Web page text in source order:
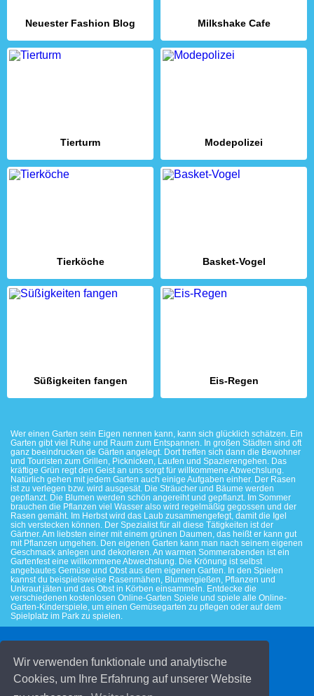
Wir verwenden funktionale und analytische
Cookies, um Ihre Erfahrung auf unserer Website
Neuester Fashion Blog Milkshake Cafe
Tierturm Modepolizei
Tierköche Basket-Vogel
Süßigkeiten fangen Eis-Regen
Wer einen Garten sein Eigen nennen kann, kann sich glücklich schätzen. Ein
Garten gibt viel Ruhe und Raum zum Entspannen. In großen Städten sind oft
ganz beeindrucken de Gärten angelegt. Dort treffen sich dann die Bewohner
und Touristen zum Grillen, Picknicken, Laufen und Spazierengehen. Das
kräftige Grün regt den Geist an uns sorgt für willkommene Abwechslung.
Natürlich gehen mit jedem Garten auch einige Aufgaben einher. Der Rasen
ist zu verlegen bzw. wird ausgesät. Die Sträucher und Bäume werden
gepflanzt. Die Blumen werden schön angereiht und gepflanzt. Im Sommer
brauchen die Pflanzen viel Wasser also wird regelmäßig gegossen und der
Rasen gemäht. Im Herbst wird das Laub zusammengefegt, damit die Igel
sich verstecken können. Der Spezialist für all diese Tätigkeiten ist der
Gärtner. Am liebsten einer mit einem grünen Daumen, das heißt er kann gut
mit Pflanzen umgehen. Den eigenen Garten kann man nach seinem eigenen
Geschmack anlegen und dekorieren. An warmen Sommerabenden ist ein
Gartenfest eine willkommene Abwechslung. Die Krönung ist selbst
angebautes Gemüse und Obst aus dem eigenen Garten. In den Spielen
kannst du beispielsweise Rasenmähen, Blumengießen, Pflanzen und
Unkraut jäten und das Obst in Körben einsammeln. Entdecke die
verschiedenen kostenlosen Online-Garten Spiele und spiele alle Online-
Garten-Kinderspiele, um einen Gemüsegarten zu pflegen oder auf dem
Spielplatz im Park zu spielen.
Kontakt